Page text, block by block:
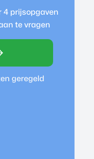
4 prijsopgaven
te vragen
geregeld